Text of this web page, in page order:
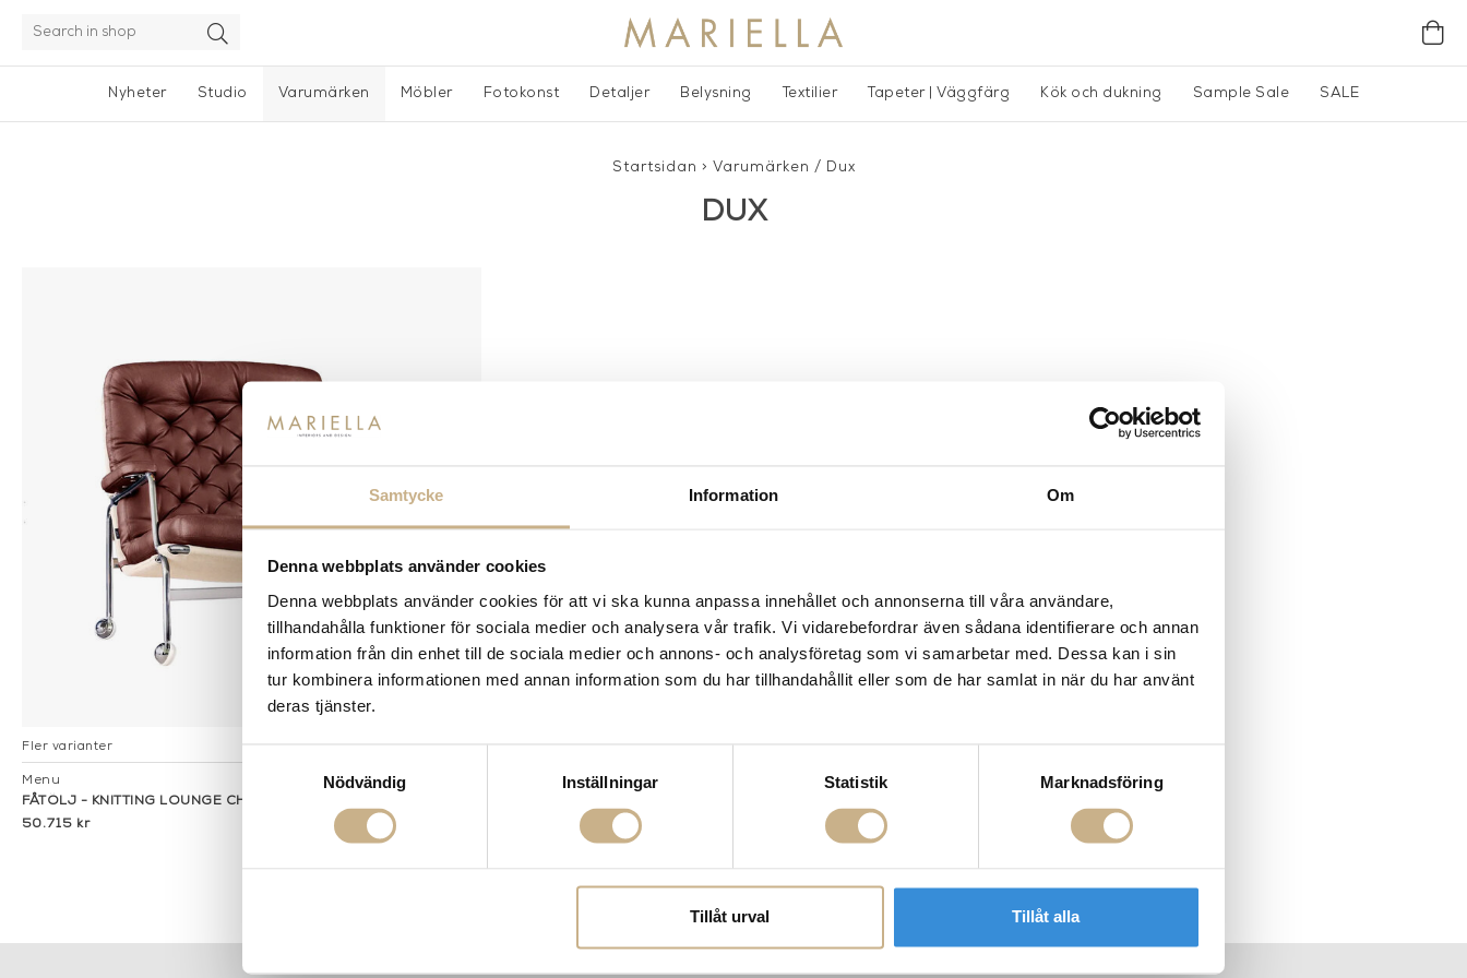
Samtycke Information Om
Denna webbplats använder cookies
Denna webbplats använder cookies för att vi ska kunna anpassa innehållet och annonserna till våra användare,
tillhandahålla funktioner för sociala medier och analysera vår trafik. Vi vidarebefordrar även sådana identifierare och annan
information från din enhet till de sociala medier och annons- och analysföretag som vi samarbetar med. Dessa kan i sin
tur kombinera informationen med annan information som du har tillhandahållit eller som de har samlat in när du har använt
deras tjänster.
Nödvändig
Inställningar Statistik Marknadsföring
Tillåt urval Tillåt alla
Nyheter Studio Varumärken Möbler Fotokonst Detaljer Belysning Textilier Tapeter | Väggfärg Kök och dukning Sample Sale SALE
Startsidan > Varumärken / Dux
DUX
Fler varianter
Menu
FÅTÖLJ - KNITTING LOUNGE CHAIR
50.715 kr